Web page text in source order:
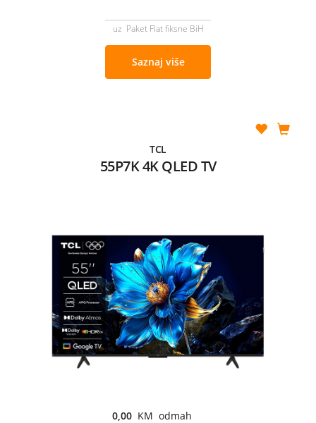
uz Paket Flat fiksne BiH
Saznaj više
TCL
55P7K 4K QLED TV
0,00 KM odmah